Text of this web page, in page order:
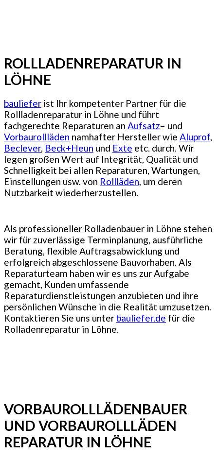
ROLLLADENREPARATUR IN
LÖHNE
bauliefer ist Ihr kompetenter Partner für die
Rollladenreparatur in Löhne und führt
fachgerechte Reparaturen an Aufsatz– und
Vorbaurollläden namhafter Hersteller wie Aluprof,
Beclever, Beck+Heun und Exte etc. durch. Wir
legen großen Wert auf Integrität, Qualität und
Schnelligkeit bei allen Reparaturen, Wartungen,
Einstellungen usw. von Rollläden, um deren
Nutzbarkeit wiederherzustellen.
Als professioneller Rolladenbauer in Löhne stehen
wir für zuverlässige Terminplanung, ausführliche
Beratung, flexible Auftragsabwicklung und
erfolgreich abgeschlossene Bauvorhaben. Als
Reparaturteam haben wir es uns zur Aufgabe
gemacht, Kunden umfassende
Reparaturdienstleistungen anzubieten und ihre
persönlichen Wünsche in die Realität umzusetzen.
Kontaktieren Sie uns unter bauliefer.de für die
Rolladenreparatur in Löhne.
VORBAUROLLLÄDENBAUER
UND VORBAUROLLLÄDEN
REPARATUR IN LÖHNE